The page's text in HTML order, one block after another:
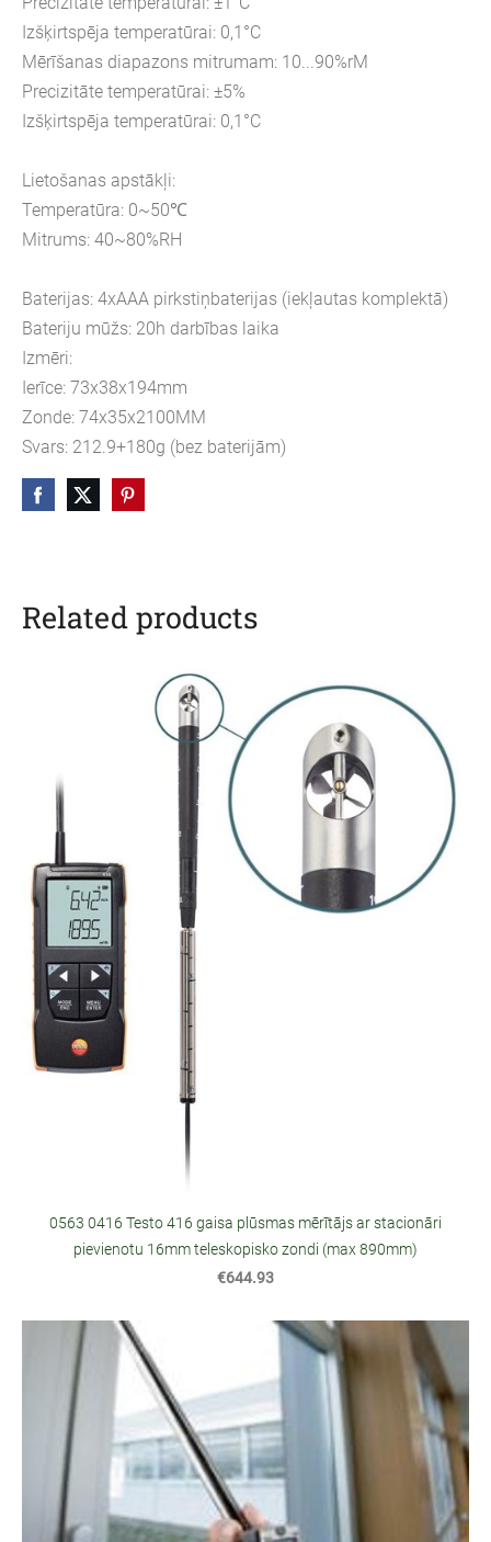
Izšķirtspēja temperatūrai: 0,1°C
Mērīšanas diapazons mitrumam: 10...90%rM
Precizitāte temperatūrai: ±5%
Izšķirtspēja temperatūrai: 0,1°C
Lietošanas apstākļi:
Temperatūra: 0~50℃
Mitrums: 40~80%RH
Baterijas: 4xAAA pirkstiņbaterijas (iekļautas komplektā)
Bateriju mūžs: 20h darbības laika
Izmēri:
Ierīce: 73x38x194mm
Zonde: 74x35x2100MM
Svars: 212.9+180g (bez baterijām)
Related products
0563 0416 Testo 416 gaisa plūsmas mērītājs ar stacionāri
pievienotu 16mm teleskopisko zondi (max 890mm)
€644.93